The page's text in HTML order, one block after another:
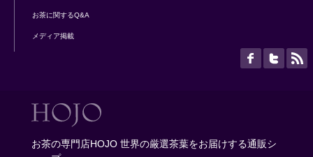
お茶に関するQ&A
メディア掲載
お茶の専門店HOJO 世界の厳選茶葉をお届けする通販シ